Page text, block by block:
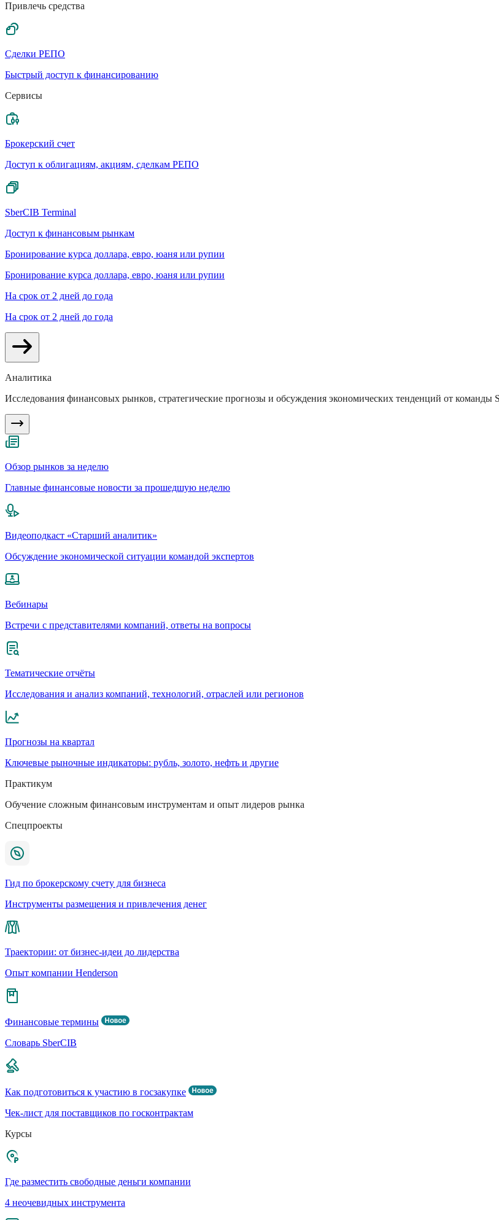
Привлечь средства
Сделки РЕПО
Быстрый доступ к финансированию
Сервисы
Брокерский счет
Доступ к облигациям, акциям, сделкам РЕПО
SberCIB Terminal
Доступ к финансовым рынкам
Бронирование курса доллара, евро, юаня или рупии
Бронирование курса доллара, евро, юаня или рупии
На срок от 2 дней до года
На срок от 2 дней до года
Аналитика
Исследования финансовых рынков, стратегические прогнозы и обсуждения экономических тенденций от команды
Обзор рынков за неделю
Главные финансовые новости за прошедшую неделю
Видеоподкаст «Старший аналитик»
Обсуждение экономической ситуации командой экспертов
Вебинары
Встречи с представителями компаний, ответы на вопросы
Тематические отчёты
Исследования и анализ компаний, технологий, отраслей или регионов
Прогнозы на квартал
Ключевые рыночные индикаторы: рубль, золото, нефть и другие
Практикум
Обучение сложным финансовым инструментам и опыт лидеров рынка
Спецпроекты
Гид по брокерскому счету для бизнеса
Инструменты размещения и привлечения денег
Траектории: от бизнес-идеи до лидерства
Опыт компании Henderson
Финансовые термины
Словарь SberCIB
Как подготовиться к участию в госзакупке
Чек-лист для поставщиков по госконтрактам
Курсы
Где разместить свободные деньги компании
4 неочевидных инструмента